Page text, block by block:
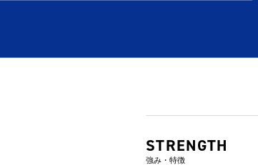
STRENGTH
強み・特徴